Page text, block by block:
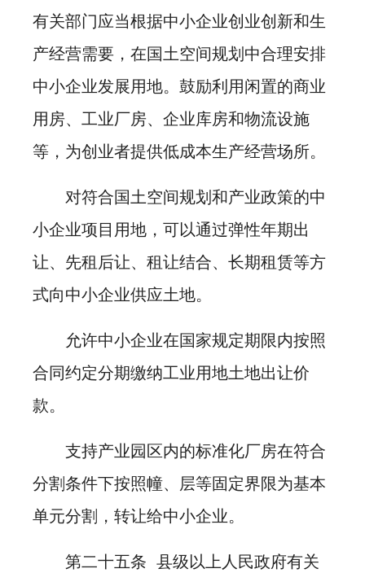
有关部门应当根据中小企业创业创新和生
产经营需要，在国土空间规划中合理安排
中小企业发展用地。鼓励利用闲置的商业
用房、工业厂房、企业库房和物流设施
等，为创业者提供低成本生产经营场所。
对符合国土空间规划和产业政策的中
小企业项目用地，可以通过弹性年期出
让、先租后让、租让结合、长期租赁等方
式向中小企业供应土地。
允许中小企业在国家规定期限内按照
合同约定分期缴纳工业用地土地出让价
款。
支持产业园区内的标准化厂房在符合
分割条件下按照幢、层等固定界限为基本
单元分割，转让给中小企业。
第二十五条 县级以上人民政府有关